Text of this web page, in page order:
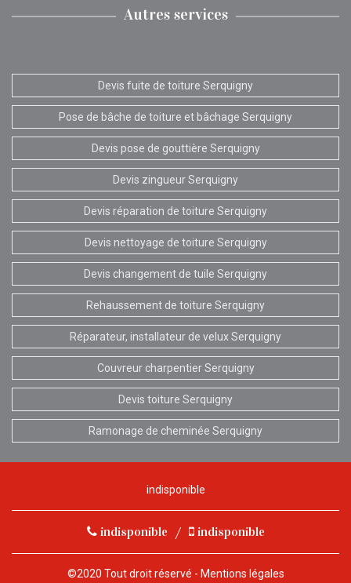
Autres services
Devis fuite de toiture Serquigny
Pose de bâche de toiture et bâchage Serquigny
Devis pose de gouttière Serquigny
Devis zingueur Serquigny
Devis réparation de toiture Serquigny
Devis nettoyage de toiture Serquigny
Devis changement de tuile Serquigny
Rehaussement de toiture Serquigny
Réparateur, installateur de velux Serquigny
Couvreur charpentier Serquigny
Devis toiture Serquigny
Ramonage de cheminée Serquigny
indisponible
indisponible / indisponible
©2020 Tout droit réservé - Mentions légales